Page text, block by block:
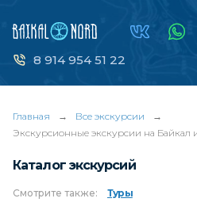
8 914 954 51 22
Главная → Все экскурсии
→
Экскурсионные экскурсии на Байкал
Каталог экскурсий
Смотрите также: Туры